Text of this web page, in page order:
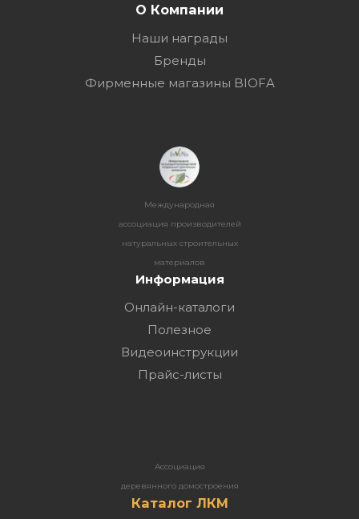
О Компании
Наши награды
Бренды
Фирменные магазины BIOFA
Международная
ассоциация производителей
натуральных строительных
материалов
Информация
Онлайн-каталоги
Полезное
Видеоинструкции
Прайс-листы
Ассоциация
деревянного домостроения
Каталог ЛКМ